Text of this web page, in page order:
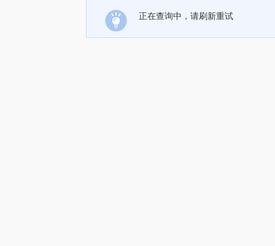
正在查询中，请刷新重试